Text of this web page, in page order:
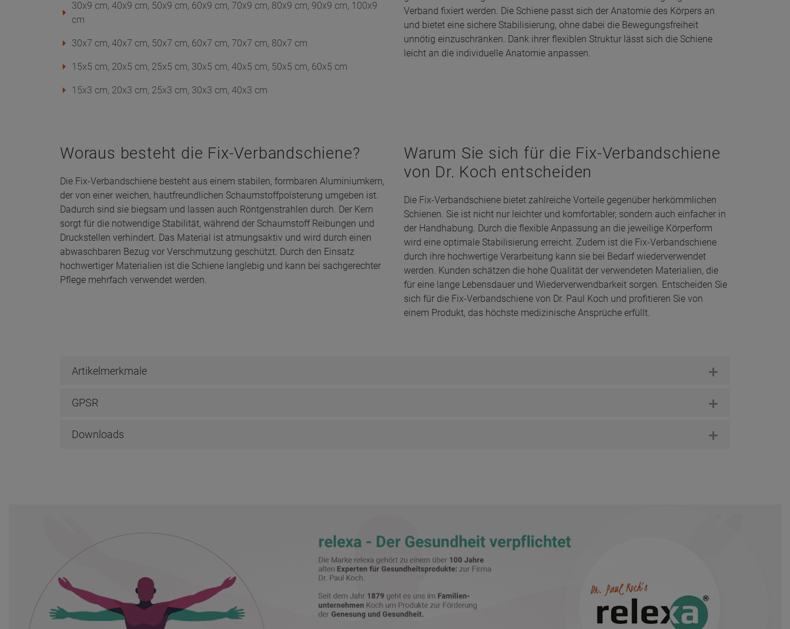
30x9 cm, 40x9 cm, 50x9 cm, 60x9 cm, 70x9 cm, 80x9 cm, 90x9 cm, 100x9
cm
30x7 cm, 40x7 cm, 50x7 cm, 60x7 cm, 70x7 cm, 80x7 cm
15x5 cm, 20x5 cm, 25x5 cm, 30x5 cm, 40x5 cm, 50x5 cm, 60x5 cm
15x3 cm, 20x3 cm, 25x3 cm, 30x3 cm, 40x3 cm
Verband fixiert werden. Die Schiene passt sich der Anatomie des Körpers an
und bietet eine sichere Stabilisierung, ohne dabei die Bewegungsfreiheit
unnötig einzuschränken. Dank ihrer flexiblen Struktur lässt sich die Schiene
leicht an die individuelle Anatomie anpassen.
Woraus besteht die Fix-Verbandschiene?
Die Fix-Verbandschiene besteht aus einem stabilen, formbaren Aluminiumkern,
der von einer weichen, hautfreundlichen Schaumstoffpolsterung umgeben ist.
Dadurch sind sie biegsam und lassen auch Röntgenstrahlen durch. Der Kern
sorgt für die notwendige Stabilität, während der Schaumstoff Reibungen und
Druckstellen verhindert. Das Material ist atmungsaktiv und wird durch einen
abwaschbaren Bezug vor Verschmutzung geschützt. Durch den Einsatz
hochwertiger Materialien ist die Schiene langlebig und kann bei sachgerechter
Pflege mehrfach verwendet werden.
Warum Sie sich für die Fix-Verbandschiene
von Dr. Koch entscheiden
Die Fix-Verbandschiene bietet zahlreiche Vorteile gegenüber herkömmlichen
Schienen. Sie ist nicht nur leichter und komfortabler, sondern auch einfacher in
der Handhabung. Durch die flexible Anpassung an die jeweilige Körperform
wird eine optimale Stabilisierung erreicht. Zudem ist die Fix-Verbandschiene
durch ihre hochwertige Verarbeitung kann sie bei Bedarf wiederverwendet
werden. Kunden schätzen die hohe Qualität der verwendeten Materialien, die
für eine lange Lebensdauer und Wiederverwendbarkeit sorgen. Entscheiden Sie
sich für die Fix-Verbandschiene von Dr. Paul Koch und profitieren Sie von
einem Produkt, das höchste medizinische Ansprüche erfüllt.
Artikelmerkmale
GPSR
Downloads